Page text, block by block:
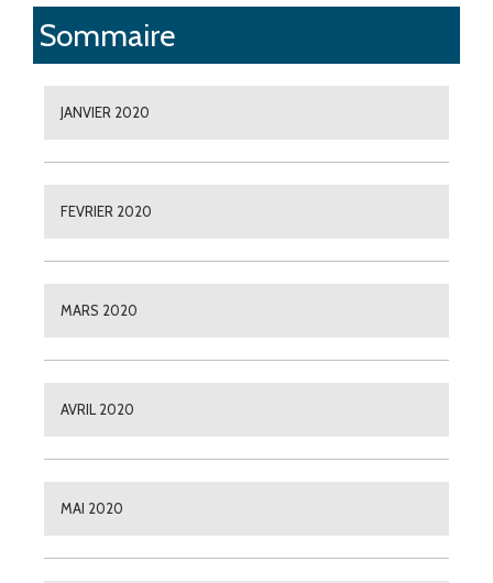
Sommaire
JANVIER 2020
FEVRIER 2020
MARS 2020
AVRIL 2020
MAI 2020